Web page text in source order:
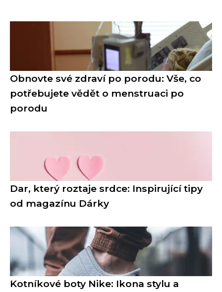
Obnovte své zdraví po porodu: Vše, co
potřebujete vědět o menstruaci po
porodu
Dar, který roztaje srdce: Inspirující tipy
od magazínu Dárky
Kotníkové boty Nike: Ikona stylu a